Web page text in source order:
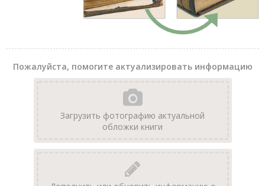
Пожалуйста, помогите актуализировать информацию
Загрузить фотографию актуальной
обложки книги